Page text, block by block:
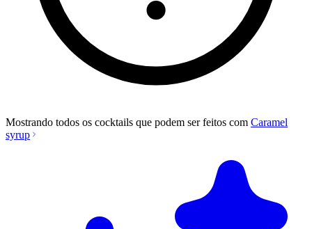
Mostrando todos os cocktails que podem ser feitos com Caramel
syrup